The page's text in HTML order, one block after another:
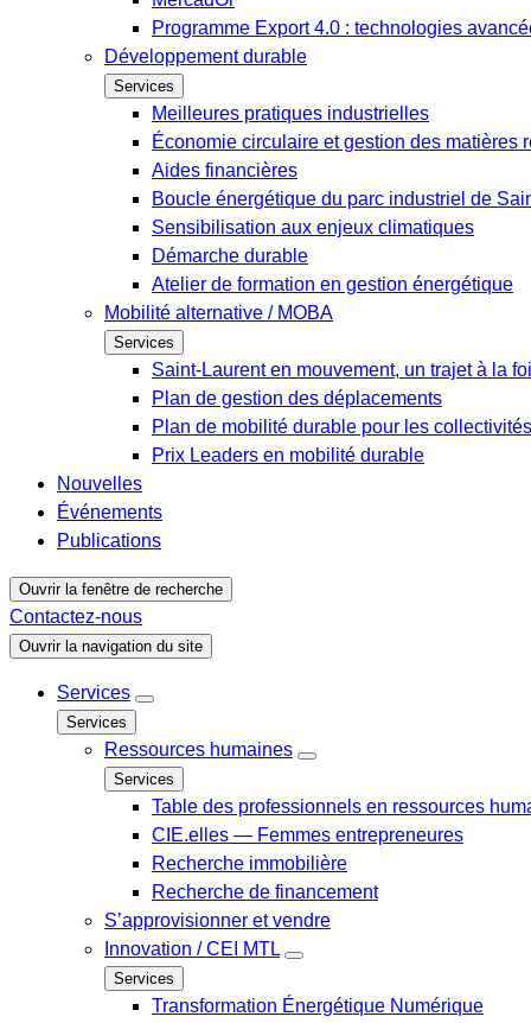
Programme Export 4.0 : technologies
Développement durable
Services
Meilleures pratiques industrielles
Économie circulaire et gestion des matières
Aides financières
Boucle énergétique du parc industriel de
Sensibilisation aux enjeux climatiques
Démarche durable
Atelier de formation en gestion énergétique
Mobilité alternative / MOBA
Services
Saint-Laurent en mouvement, un trajet à la
Plan de gestion des déplacements
Plan de mobilité durable pour les collectivités
Prix Leaders en mobilité durable
Nouvelles
Événements
Publications
Ouvrir la fenêtre de recherche
Contactez-nous
Ouvrir la navigation du site
Services
Services
Ressources humaines
Services
Table des professionnels en ressources
CIE.elles — Femmes entrepreneures
Recherche immobilière
Recherche de financement
S’approvisionner et vendre
Innovation / CEI MTL
Services
Transformation Énergétique Numérique